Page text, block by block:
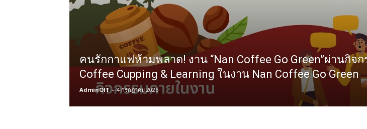
คนรักกาแฟห้ามพลาด! งาน “Nan Coffee Go Green”ผ่านกิจ
Coffee Cupping & Learning ในงาน Nan Coffee Go Green
AdminOIT - 4 กรกฎาคม 2026